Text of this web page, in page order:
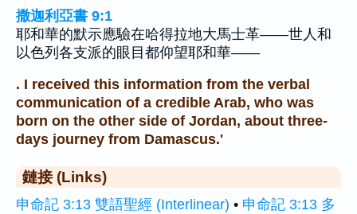
撒迦利亞書 9:1
耶和華的默示應驗在哈得拉地大馬士革——世人和
以色列各支派的眼目都仰望耶和華——
. I received this information from the verbal
communication of a credible Arab, who was
born on the other side of Jordan, about three-
days journey from Damascus.'
鏈接 (Links)
申命記 3:13 雙語聖經 (Interlinear) • 申命記 3:13 多